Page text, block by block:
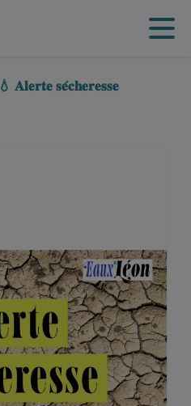
💧 𝐀𝐥𝐞𝐫𝐭𝐞 𝐬𝐞́𝐜𝐡𝐞𝐫𝐞𝐬𝐬𝐞